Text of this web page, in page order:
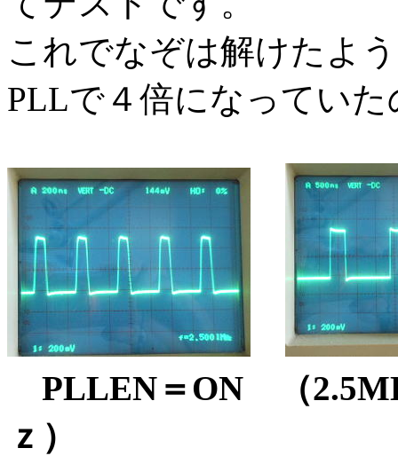
これでなぞは解けたよ
PLLで４倍になってい
PLLEN＝ON （
ｚ）